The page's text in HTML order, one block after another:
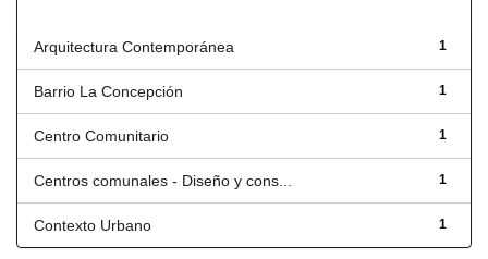
1
Arquitectura Contemporánea
1
Barrio La Concepción
1
Centro Comunitario
1
Centros comunales - Diseño y cons...
1
Contexto Urbano